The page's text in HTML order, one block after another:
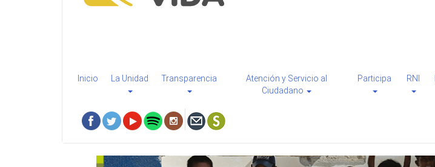
Inicio La Unidad Transparencia
Atención y Servicio al
Ciudadano
Participa RNI